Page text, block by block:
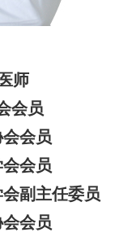
师
会员
会员
会员
副主任委员
会员